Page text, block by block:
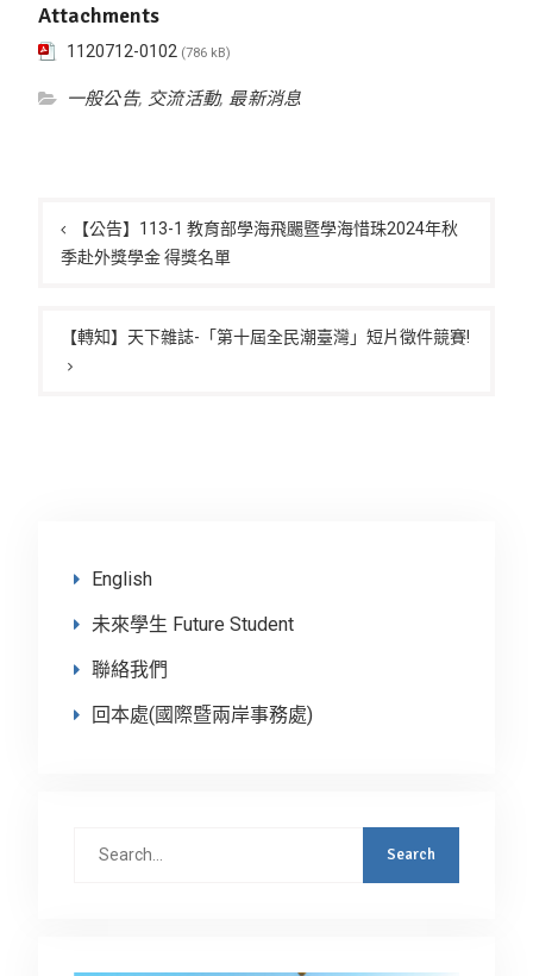
Attachments
1120712-0102 (786 kB)
一般公告, 交流活動,最新消息
章
導
【公告】113-1 教育部學海飛颺暨學海惜珠2024年秋
季赴外獎學金 得獎名單
【轉知】天下雜誌-「第十屆全民潮臺灣」短片徵件競賽!
English
未來學生 Future Student
聯絡我們
回本處(國際暨兩岸事務處)